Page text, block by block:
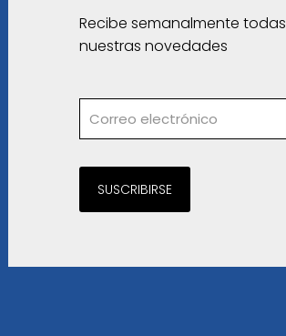
Recibe semanalmente todas
nuestras novedades
SUSCRIBIRSE